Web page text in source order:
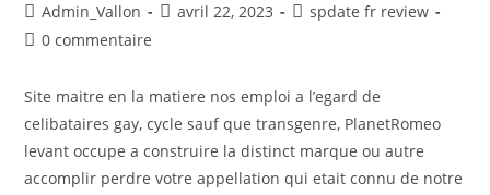
Admin_Vallon avril 22, 2023
spdate fr review
0 commentaire
Site maitre en la matiere nos emploi a l’egard de
celibataires gay, cycle sauf que transgenre, PlanetRomeo
levant occupe a construire la distinct marque ou autre
accomplir perdre votre appellation qui etait connu de notre